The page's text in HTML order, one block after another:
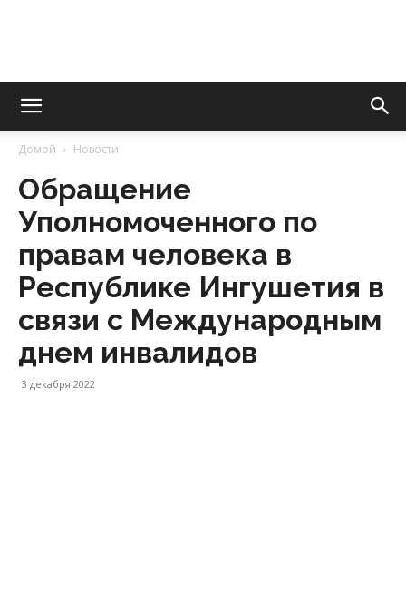
правам
человека
Домой Новости
Обращение
Уполномоченного по
правам человека в
Республике Ингушетия в
связи с Международным
днем инвалидов
3 декабря 2022